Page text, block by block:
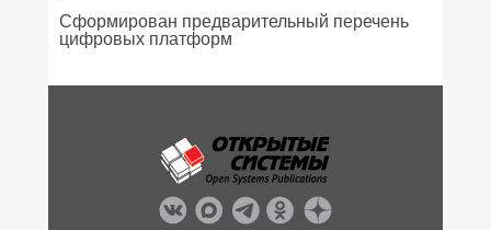
Сформирован предварительный перечень
цифровых платформ